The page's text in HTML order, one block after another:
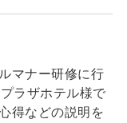
マナー研修に行
ラザホテル様で
得などの説明を